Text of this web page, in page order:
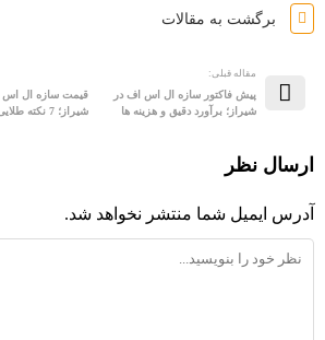
برگشت به مقالات
مقاله قبلی:
پیش فاکتور سازه ال اس اف در
شیراز؛ برآورد دقیق و هزینه ها
قیمت سازه ال اس
شیراز؛ 7 نکته طلایی در ساخت
ارسال نظر
آدرس ایمیل شما منتشر نخواهد شد.